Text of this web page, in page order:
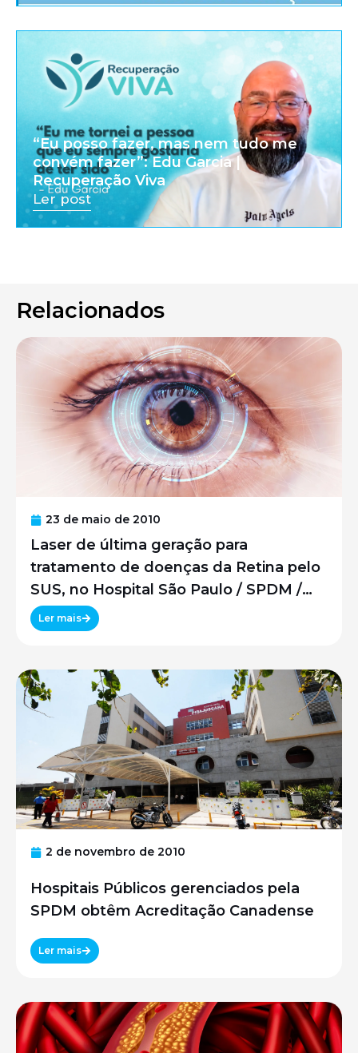
“Eu posso fazer, mas nem tudo me
convém fazer”: Edu Garcia |
Recuperação Viva
Ler post
Relacionados
23 de maio de 2010
Laser de última geração para
tratamento de doenças da Retina pelo
SUS, no Hospital São Paulo / SPDM /
UNIFESP
Ler mais
2 de novembro de 2010
Hospitais Públicos gerenciados pela
SPDM obtêm Acreditação Canadense
Ler mais